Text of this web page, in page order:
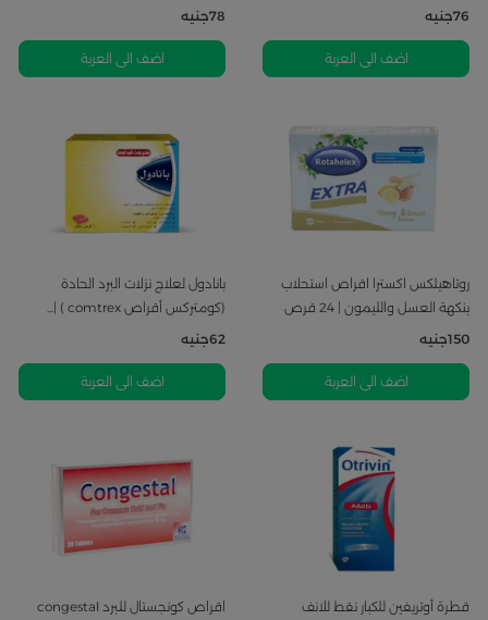
76جنيه
اضف الى العربة
78جنيه
اضف الى العربة
روتاهيلكس اكسترا اقراص استحلاب
بنكهة العسل والليمون | 24 قرص
150جنيه
اضف الى العربة
بانادول لعلاج نزلات البرد الحادة
(كومتركس أقراص comtrex ) |...
62جنيه
اضف الى العربة
قطرة أوتريفين للكبار نقط للانف
اقراص كونجستال للبرد congestal